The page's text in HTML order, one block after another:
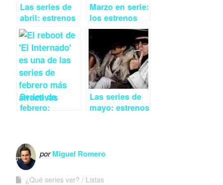
Las series de
abril: estrenos
y regresos más
destacados
Marzo en serie:
los estrenos
imprescindibles
Series de
febrero:
Las series de
mayo: estrenos
porMiguel Romero
¿Qué series ver?
Listas